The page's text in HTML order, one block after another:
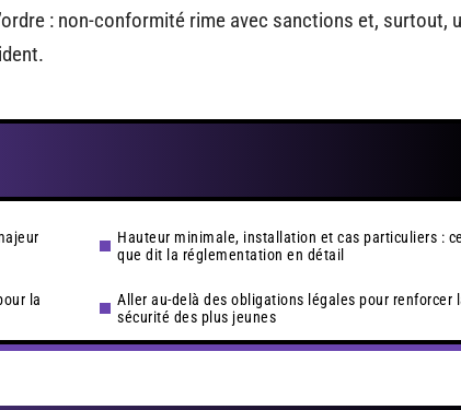
: non-conformité rime avec sanctions et, surtout,
la
Hauteur minimale, installation et cas particuliers : ce
que dit la réglementation en détail
Aller au-delà des obligations légales pour renforcer
sécurité des plus jeunes